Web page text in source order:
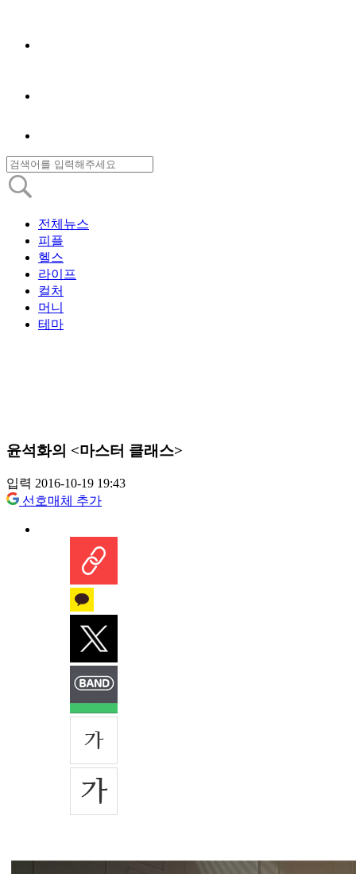
전체뉴스
피플
헬스
라이프
컬처
머니
테마
윤석화의 <마스터 클래스>
입력 2016-10-19 19:43
선호매체 추가